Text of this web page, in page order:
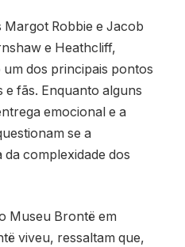
Robbie e Jacob
e Heathcliff,
dos principais pontos
fãs. Enquanto alguns
emocional e a
se a
complexidade dos
Museu Brontë em
viveu, ressaltam que,